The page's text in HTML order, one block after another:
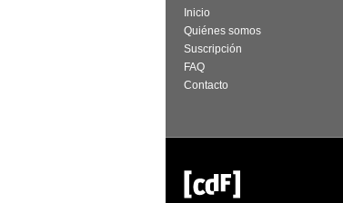
Inicio
Quiénes somos
Suscripción
FAQ
Contacto